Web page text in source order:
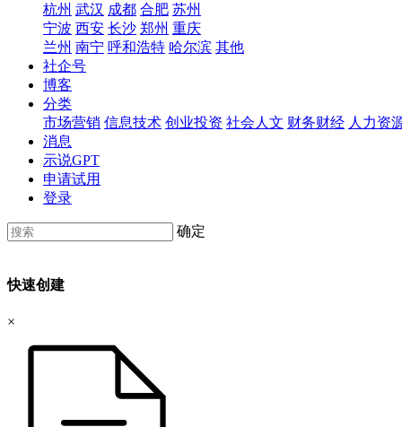
杭州 武汉 成都 合肥 苏州
宁波 西安 长沙 郑州 重庆
兰州 南宁 呼和浩特 哈尔滨 其他
社企号
博客
分类
市场营销 信息技术 创业投资 社会人文 财务财经 人力资
消息
示说GPT
申请试用
登录
确定
快速创建
×